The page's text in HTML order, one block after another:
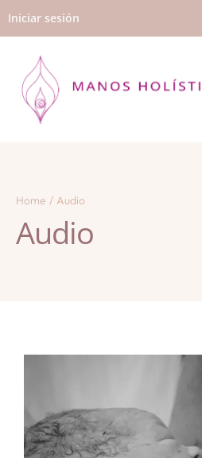
Iniciar sesión
Home / Audio
Audio